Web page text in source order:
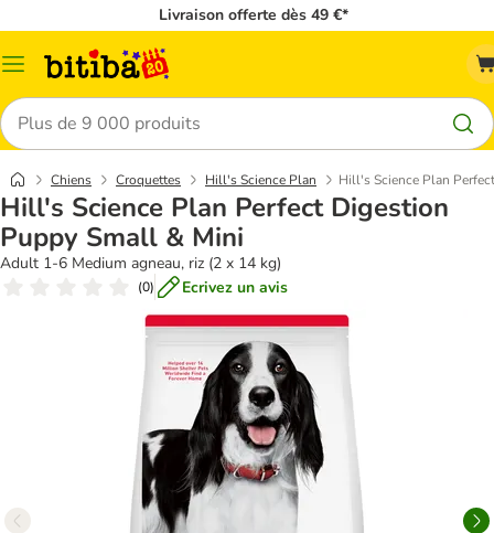
Livraison offerte dès 49 €*
Menu
Rechercher
Chiens Croquettes Hill's Science Plan Hill's Science Plan
Hill's Science Plan Perfect Digestion
Puppy Small & Mini
Adult 1-6 Medium agneau, riz (2 x 14 kg)
(0) Ecrivez un avis